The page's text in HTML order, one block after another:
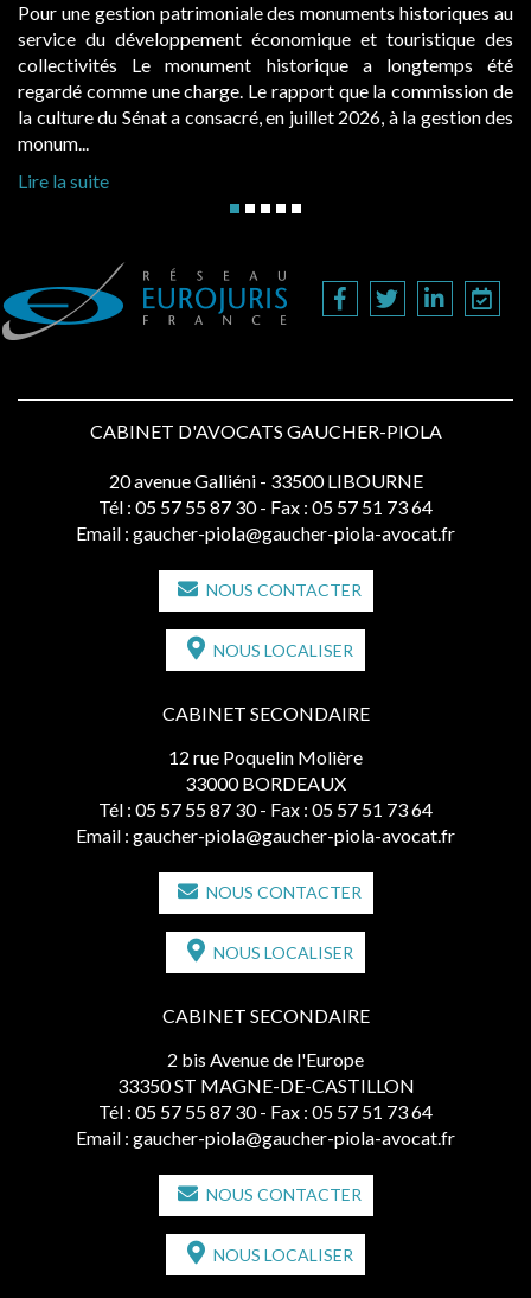
Pour une gestion patrimoniale des monuments historiques au
service du développement économique et touristique des
collectivités Le monument historique a longtemps été
regardé comme une charge. Le rapport que la commission de
la culture du Sénat a consacré, en juillet 2026, à la gestion des
monum...
Lire la suite
CABINET D'AVOCATS GAUCHER-PIOLA
20 avenue Galliéni - 33500 LIBOURNE
Tél : 05 57 55 87 30 - Fax : 05 57 51 73 64
Email : gaucher-piola@gaucher-piola-avocat.fr
NOUS CONTACTER
NOUS LOCALISER
CABINET SECONDAIRE
12 rue Poquelin Molière
33000 BORDEAUX
Tél : 05 57 55 87 30 - Fax : 05 57 51 73 64
Email : gaucher-piola@gaucher-piola-avocat.fr
NOUS CONTACTER
NOUS LOCALISER
CABINET SECONDAIRE
2 bis Avenue de l'Europe
33350 ST MAGNE-DE-CASTILLON
Tél : 05 57 55 87 30 - Fax : 05 57 51 73 64
Email : gaucher-piola@gaucher-piola-avocat.fr
NOUS CONTACTER
NOUS LOCALISER